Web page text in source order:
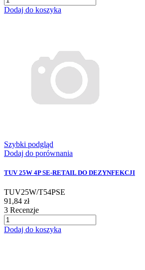
Dodaj do koszyka
Szybki podgląd
Dodaj do porównania
TUV 25W 4P SE-RETAIL DO DEZYNFEKCJI
TUV25W/T54PSE
91,84 zł
3 Recenzje
Dodaj do koszyka